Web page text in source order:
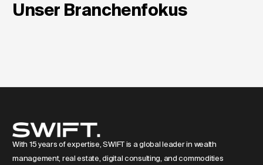
Unser Branchenfokus
With 15 years of expertise, SWIFT is a global leader in wealth
management, real estate, digital consulting, and commodities